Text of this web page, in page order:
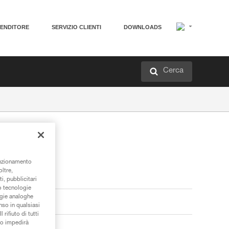
SERVIZIO CLIENTI DOWNLOADS
Cerca
pubblicitari
tecnologie
analoghe
in qualsiasi
rifiuto di tutti
impedirà